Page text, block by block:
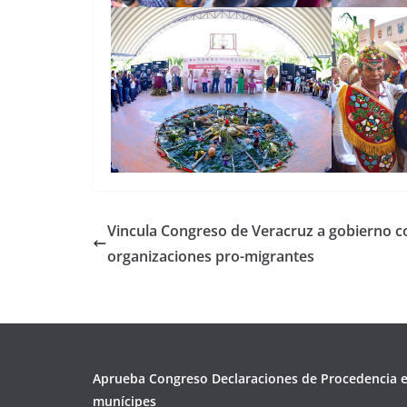
Vincula Congreso de Veracruz a gobierno
organizaciones pro-migrantes
Aprueba Congreso Declaraciones de Procedencia
munícipes